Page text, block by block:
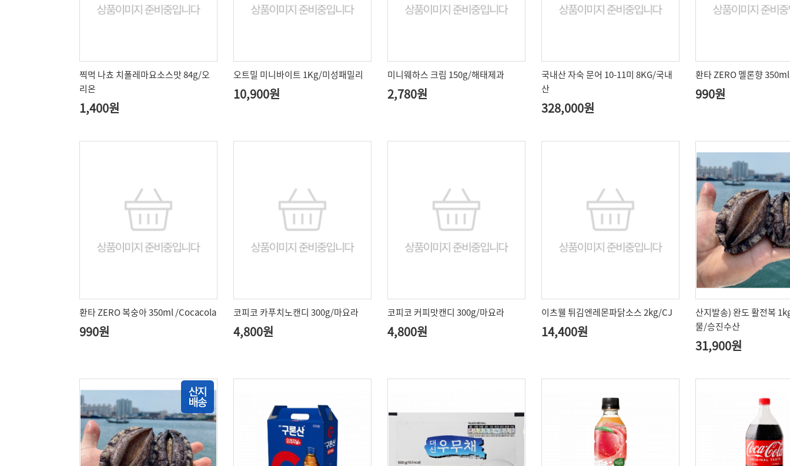
찍먹 나쵸 치폴레마요소스맛 84g/오
리온
1,400원
오트밀 미니바이트 1Kg/미성패밀리
10,900원
미니웨하스 크림 150g/해태제과
2,780원
국내산 자숙 문어 10-11미 8KG/국내
산
328,000원
환타 ZERO 멜론향
990원
환타 ZERO 복숭아 350ml /Cocacola
990원
코피코 카푸치노캔디 300g/마요라
4,800원
코피코 커피맛캔디 300g/마요라
4,800원
이츠웰 튀김엔레몬파닭소스 2kg/CJ
14,400원
산지발송) 완도 활전복
물/승진수산
31,900원